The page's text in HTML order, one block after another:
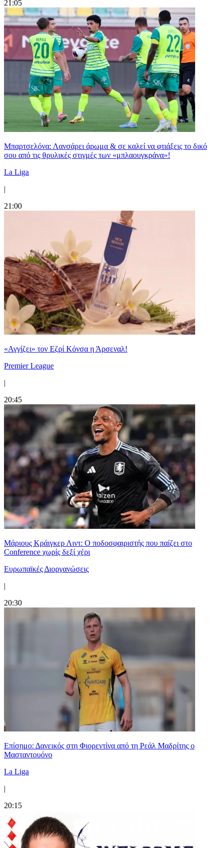
21:05
Μπαρτσελόνα: Λανσάρει άρωμα & σε καλεί να φτιάξεις το δικό
σου από τις θρυλικές στιγμές των «μπλαουγκράνα»!
La Liga
|
21:00
«Αγγίζει» τον Εζρί Κόνσα η Άρσεναλ!
Premier League
|
20:45
Μάριους Κράιγκερ Λιντ: Ο ποδοσφαιριστής που παίζει στο
Conference χωρίς δεξί χέρι
Ευρωπαϊκές Διοργανώσεις
|
20:30
Επίσημο: Δανεικός στη Φιορεντίνα από τη Ρεάλ Μαδρίτης ο
Μασταντουόνο
La Liga
|
20:15